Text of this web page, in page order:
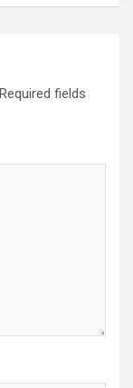
Required fields